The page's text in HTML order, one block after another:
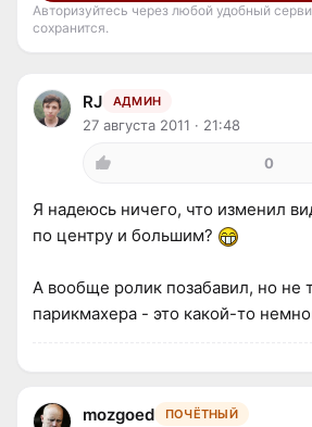
Авторизуйтесь через любой удобный
сохранится.
RJ АДМИН
27 августа 2011 · 21:48
0
Я надеюсь ничего, что изменил
по центру и большим?
А вообще ролик позабавил, но не
парикмахера - это какой-то
mozgoed ПОЧЁТНЫЙ